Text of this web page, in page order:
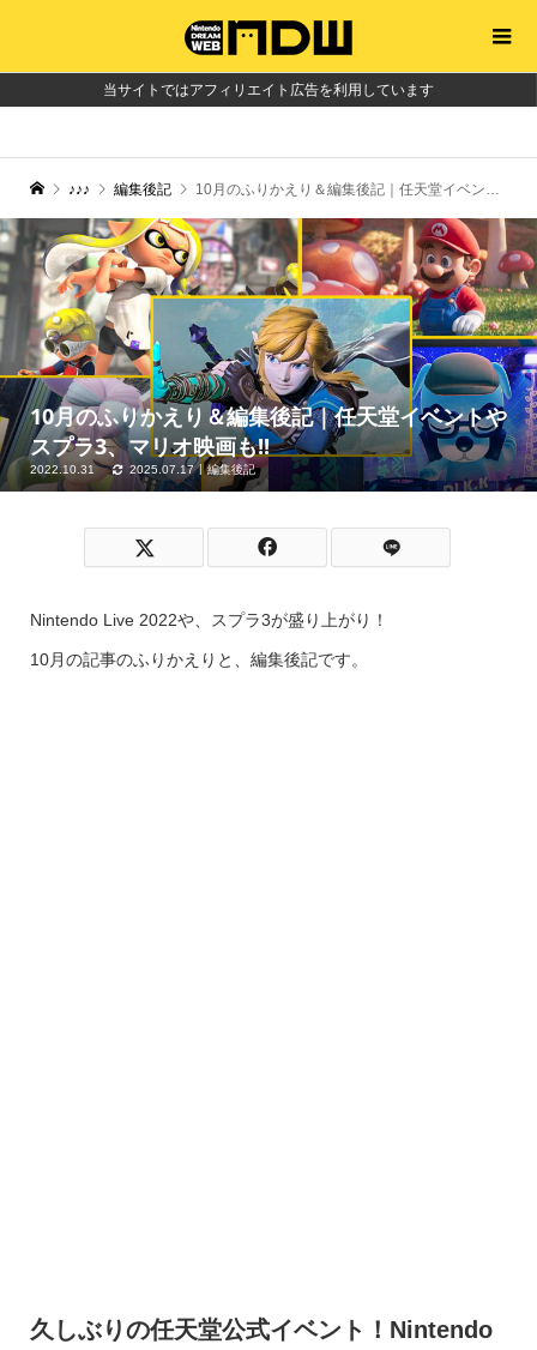
当サイトではアフィリエイト広告を利用しています
♪♪♪ 編集後記 10月のふりかえり＆編集後記｜任天堂イベントやスプラ3、マリオ映画も!!
10月のふりかえり＆編集後記｜任天堂イベントや
スプラ3、マリオ映画も!!
2022.10.31 2025.07.17 編集後記
Nintendo Live 2022や、スプラ3が盛り上がり！
10月の記事のふりかえりと、編集後記です。
久しぶりの任天堂公式イベント！Nintendo